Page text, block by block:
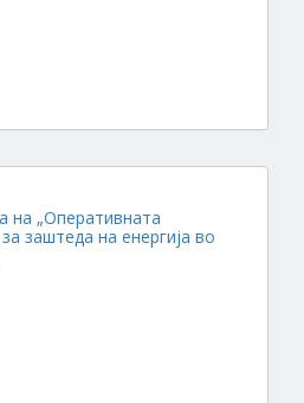
на „Оперативната
заштеда на енергија во